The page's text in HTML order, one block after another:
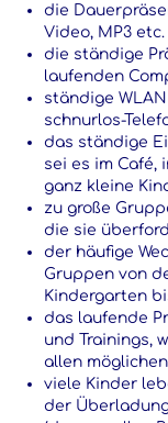
die
Video, MP3 etc.
die ständige
laufenden
ständige
schnurlos-
das ständige
sei es im Café,
ganz kleine
zu große
die sie
der häufige
Gruppen von
Kindergarten
das laufende
und Trainings,
allen
viele Kinder
der